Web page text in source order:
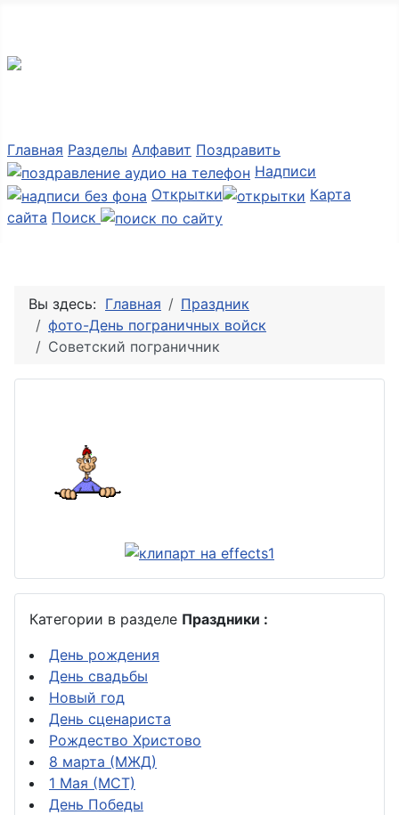
Главная Разделы Алфавит Поздравить
Надписи
Открытки
Карта
сайта Поиск
Вы здесь: Главная
Праздник
фото-День пограничных войск
Советский пограничник
Категории в разделе Праздники :
День рождения
День свадьбы
Новый год
День сценариста
Рождество Христово
8 марта (МЖД)
1 Мая (МСТ)
День Победы